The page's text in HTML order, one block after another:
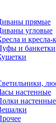
прямые
угловые
и кресла-
и банкетки
настенные
настенные